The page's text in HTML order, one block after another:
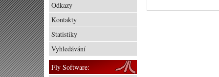
Odkazy
Kontakty
Statistiky
Vyhledávání
Fly Software: